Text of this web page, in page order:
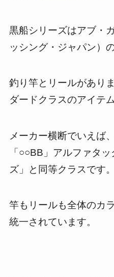
黒船シリーズはアブ・
ッシング・ジャパン）
釣り竿とリールがあり
ダードクラスのアイテム
メーカー横断でいえば
「○○BB」アルファタ
ズ」と同等クラスです。
竿もリールも全体のカ
統一されています。